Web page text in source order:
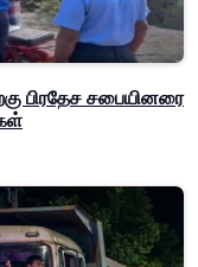
பிரதேச சபையினரை